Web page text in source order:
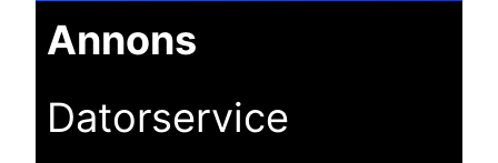
Annons
Datorservice